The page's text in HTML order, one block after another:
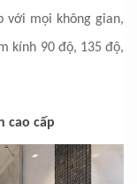
với mọi không gian,
kính 90 độ, 135 độ,
cao cấp